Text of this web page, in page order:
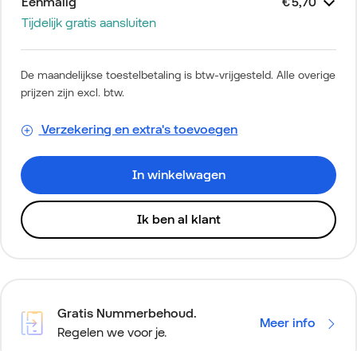
Tijdelijk gratis aansluiten
De maandelijkse toestelbetaling is btw-vrijgesteld. Alle overige
prijzen zijn excl. btw.
Verzekering en extra's toevoegen
In winkelwagen
Ik ben al klant
Gratis Nummerbehoud.
Regelen we voor je.
Meer info